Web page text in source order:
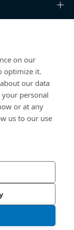
on our
optimize it.
our data
your personal
or at any
us to our use